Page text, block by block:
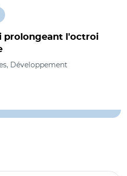
prolongeant l'octroi
Développement